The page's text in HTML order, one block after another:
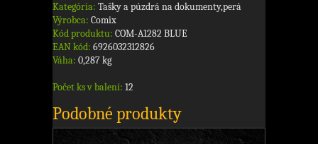
Kategória: Tašky a púzdrá na dokumenty,perá
Výrobca: Comix
Kód produktu: COM-A1282 BLUE
EAN kód: 6926032312826
Váha: 0,287 kg
Počet ks v balení: 12
Podobné produkty